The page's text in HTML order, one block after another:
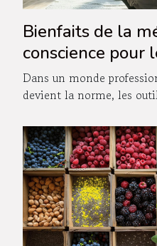
Bienfaits de la
conscience pour
surchargés
Dans un monde
devient la norme, les